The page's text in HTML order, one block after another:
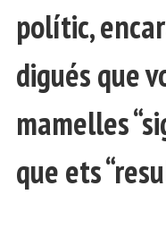
polític,
digués que
mamelles
que ets